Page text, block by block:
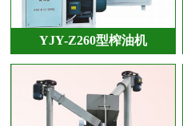
YJY-Z260型榨油机